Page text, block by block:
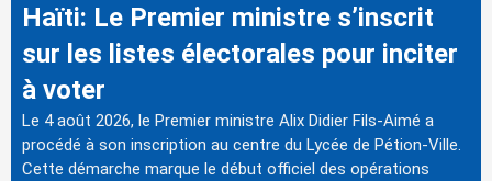
Haïti: Le Premier ministre s’inscrit
sur les listes électorales pour inciter
à voter
Le 4 août 2026, le Premier ministre Alix Didier Fils-Aimé a
procédé à son inscription au centre du Lycée de Pétion-Ville.
Cette démarche marque le début officiel des opérations